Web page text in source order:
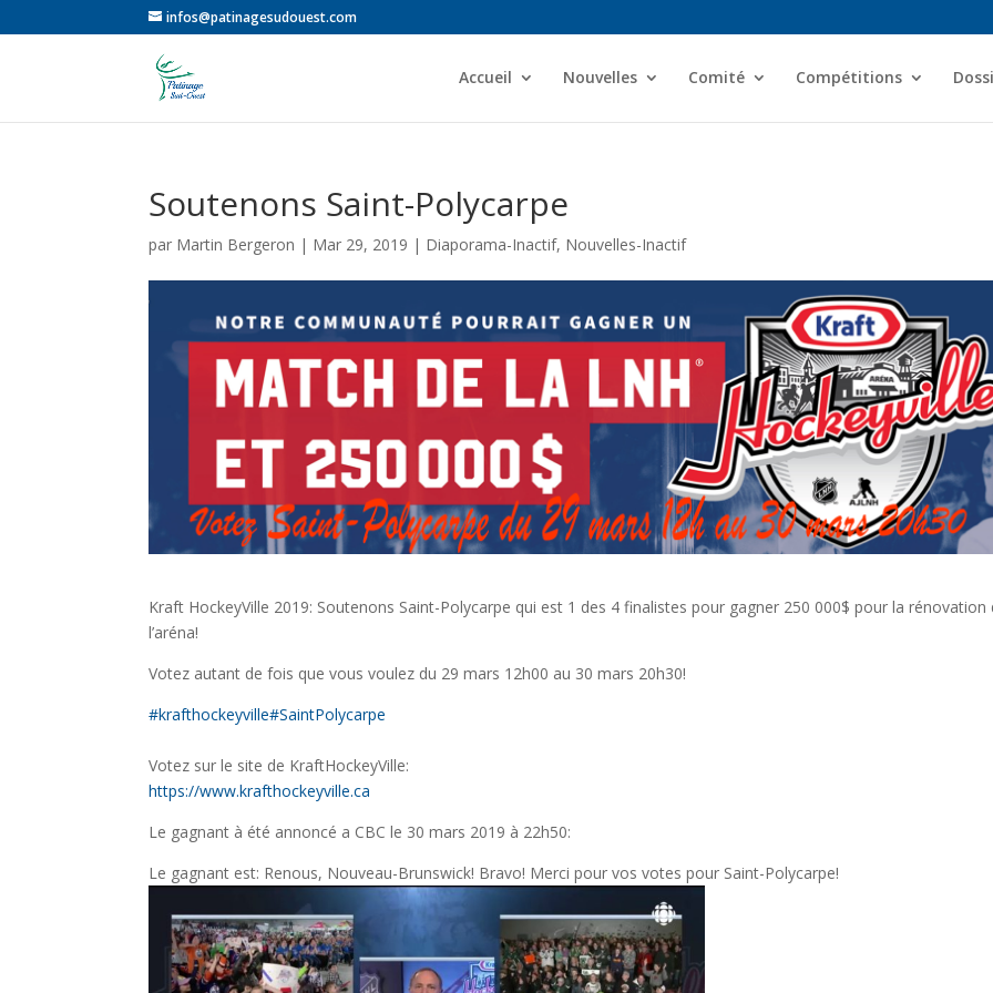
infos@patinagesudouest.com
Accueil Nouvelles Comité Compétitions
Soutenons Saint-Polycarpe
par Martin Bergeron | Mar 29, 2019 | Diaporama-Inactif, Nouvelles-Inactif
Kraft HockeyVille 2019: Soutenons Saint-Polycarpe qui est 1 des 4 finalistes pour gagner 250 000$ pour la rénovation
l’aréna!
Votez autant de fois que vous voulez du 29 mars 12h00 au 30 mars 20h30!
#krafthockeyville#SaintPolycarpe
Votez sur le site de KraftHockeyVille:
https://www.krafthockeyville.ca
Le gagnant à été annoncé a CBC le 30 mars 2019 à 22h50:
Le gagnant est: Renous, Nouveau-Brunswick! Bravo! Merci pour vos votes pour Saint-Polycarpe!